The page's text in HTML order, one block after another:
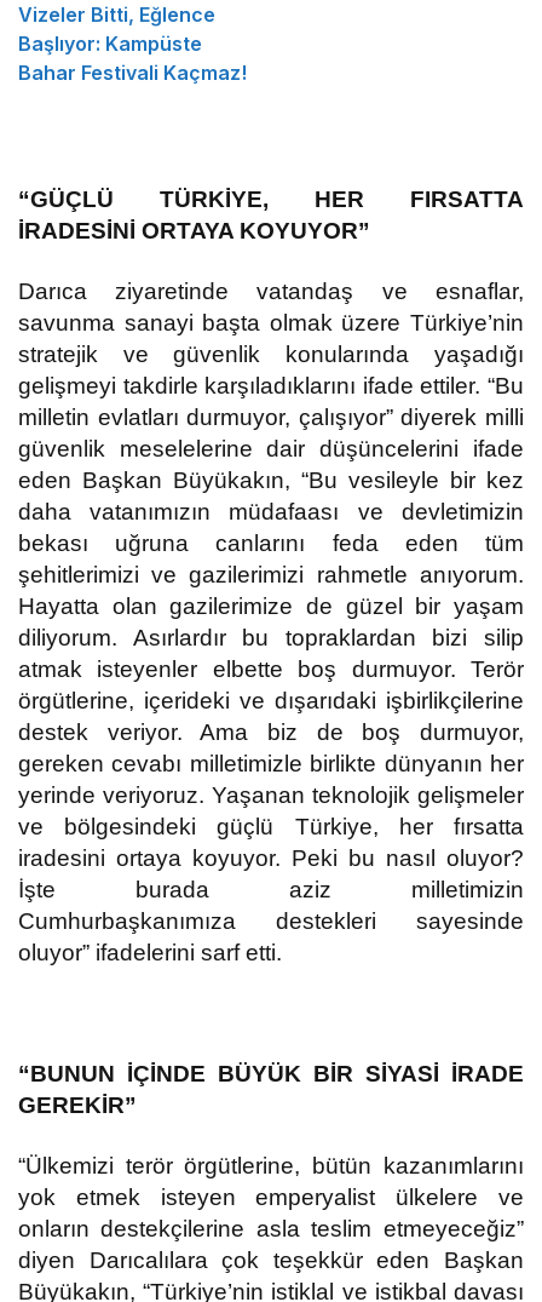
Vizeler Bitti, Eğlence
Başlıyor: Kampüste
Bahar Festivali Kaçmaz!
“GÜÇLÜ TÜRKİYE, HER FIRSATTA
İRADESİNİ ORTAYA KOYUYOR”
Darıca ziyaretinde vatandaş ve esnaflar,
savunma sanayi başta olmak üzere Türkiye’nin
stratejik ve güvenlik konularında yaşadığı
gelişmeyi takdirle karşıladıklarını ifade ettiler. “Bu
milletin evlatları durmuyor, çalışıyor” diyerek milli
güvenlik meselelerine dair düşüncelerini ifade
eden Başkan Büyükakın, “Bu vesileyle bir kez
daha vatanımızın müdafaası ve devletimizin
bekası uğruna canlarını feda eden tüm
şehitlerimizi ve gazilerimizi rahmetle anıyorum.
Hayatta olan gazilerimize de güzel bir yaşam
diliyorum. Asırlardır bu topraklardan bizi silip
atmak isteyenler elbette boş durmuyor. Terör
örgütlerine, içerideki ve dışarıdaki işbirlikçilerine
destek veriyor. Ama biz de boş durmuyor,
gereken cevabı milletimizle birlikte dünyanın her
yerinde veriyoruz. Yaşanan teknolojik gelişmeler
ve bölgesindeki güçlü Türkiye, her fırsatta
iradesini ortaya koyuyor. Peki bu nasıl oluyor?
İşte burada aziz milletimizin
Cumhurbaşkanımıza destekleri sayesinde
oluyor” ifadelerini sarf etti.
“BUNUN İÇİNDE BÜYÜK BİR SİYASİ İRADE
GEREKİR”
“Ülkemizi terör örgütlerine, bütün kazanımlarını
yok etmek isteyen emperyalist ülkelere ve
onların destekçilerine asla teslim etmeyeceğiz”
diyen Darıcalılara çok teşekkür eden Başkan
Büyükakın, “Türkiye’nin istiklal ve istikbal davası